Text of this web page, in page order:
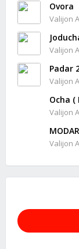
Ovora
Valijon
Valijon
Padar
Valijon
Ocha (
Valijon
Valijon